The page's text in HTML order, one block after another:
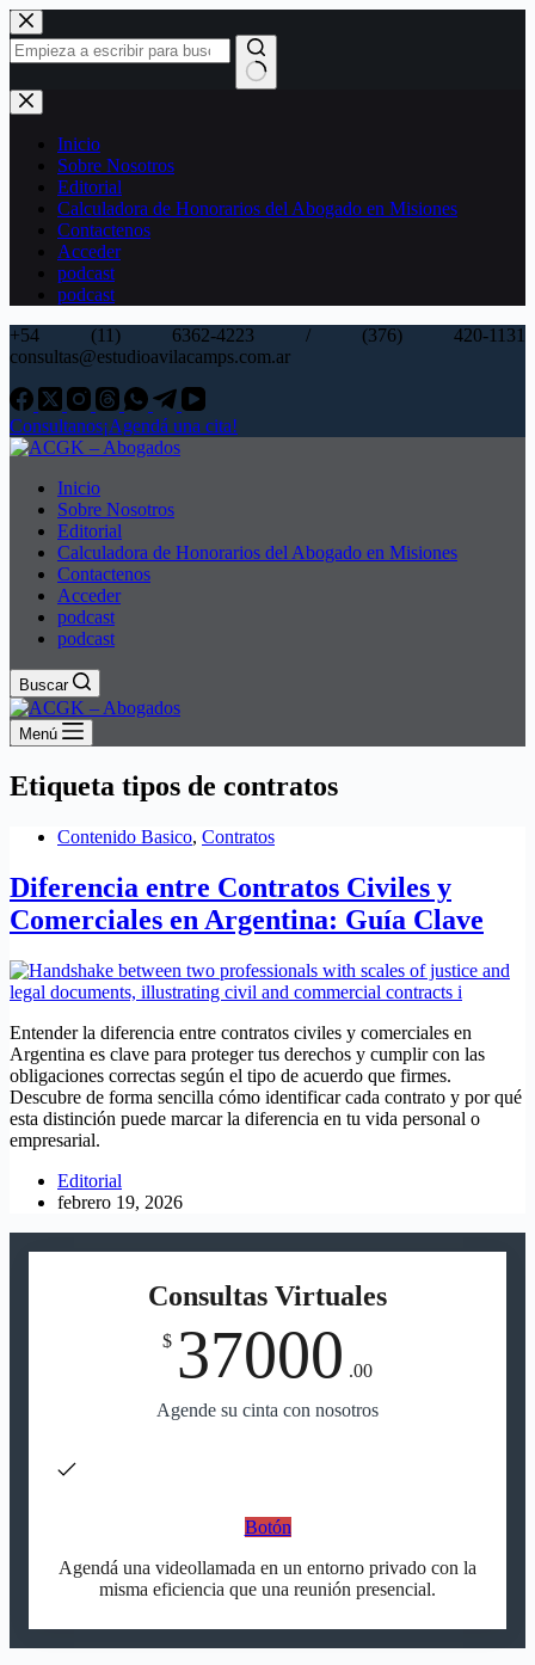
Saltar
al
contenido
Sin
resultados
Inicio
Sobre Nosotros
Editorial
Calculadora de Honorarios del Abogado en Misiones
Contactenos
Acceder
podcast
podcast
+54 (11) 6362-4223 / (376) 420-1131
consultas@estudioavilacamps.com.ar
Consultanos¡Agendá una cita!
Inicio
Sobre Nosotros
Editorial
Calculadora de Honorarios del Abogado en Misiones
Contactenos
Acceder
podcast
podcast
Buscar
Menú
Etiqueta tipos de contratos
Contenido Basico, Contratos
Diferencia entre Contratos Civiles y
Comerciales en Argentina: Guía Clave
Entender la diferencia entre contratos civiles y comerciales en
Argentina es clave para proteger tus derechos y cumplir con las
obligaciones correctas según el tipo de acuerdo que firmes.
Descubre de forma sencilla cómo identificar cada contrato y por qué
esta distinción puede marcar la diferencia en tu vida personal o
empresarial.
Editorial
febrero 19, 2026
Consultas Virtuales
$ 37000 .00
Agende su cinta con nosotros
Botón
Agendá una videollamada en un entorno privado con la
misma eficiencia que una reunión presencial.